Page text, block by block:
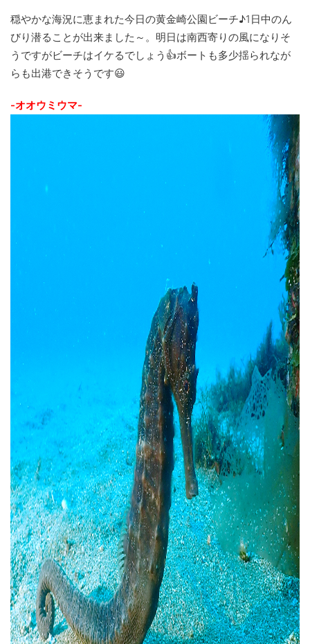
穏やかな海況に恵まれた今日の黄金崎公園ビーチ♪1日中のん
びり潜ることが出来ました～。明日は南西寄りの風になりそ
うですがビーチはイケるでしょう👍ボートも多少揺られなが
らも出港できそうです😃
-オオウミウマ-